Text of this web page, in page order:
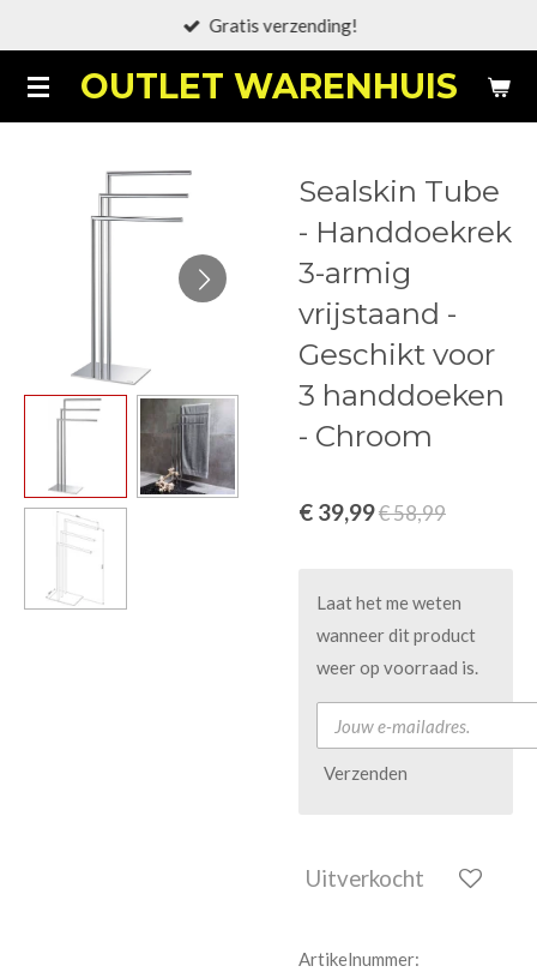
naar
de
OUTLET WARENHUIS
Gratis verzending!
Sealskin Tube
- Handdoekrek
3-armig
vrijstaand -
Geschikt voor
3 handdoeken
- Chroom
€ 39,99€ 58,99
Laat het me weten
wanneer dit product
weer op voorraad is.
Verzenden
Uitverkocht
Artikelnummer: